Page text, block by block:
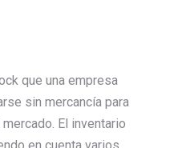
que una empresa
sin mercancía para
El inventario